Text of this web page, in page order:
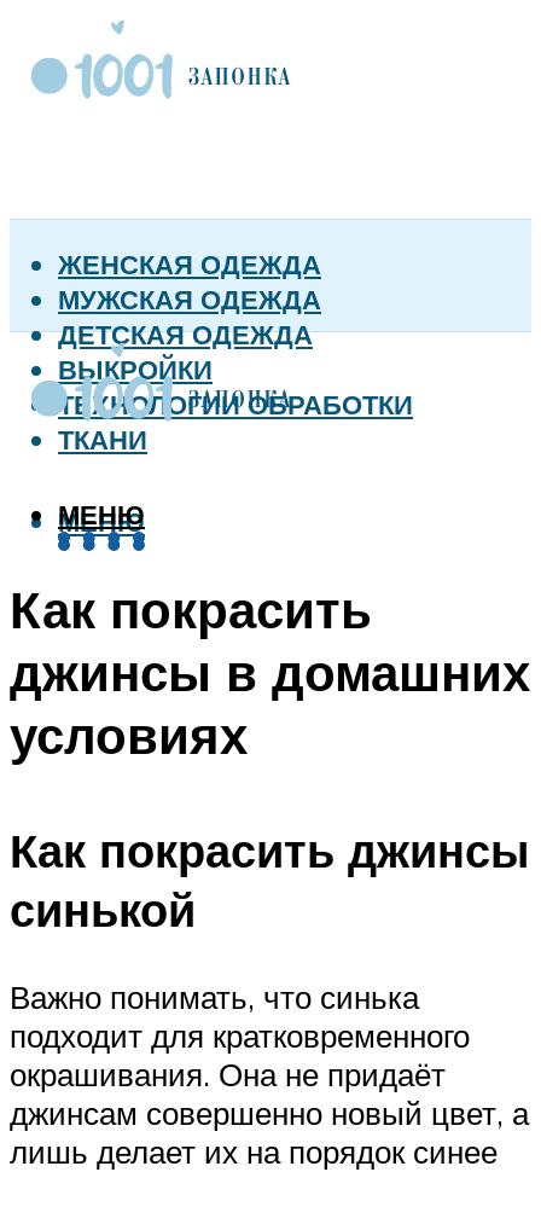
ЖЕНСКАЯ ОДЕЖДА
МУЖСКАЯ ОДЕЖДА
ДЕТСКАЯ ОДЕЖДА
ВЫКРОЙКИ
ТЕХНОЛОГИИ ОБРАБОТКИ
ТКАНИ
МЕНЮ
МЕНЮ
Как покрасить
джинсы в домашних
условиях
Как покрасить джинсы
синькой
Важно понимать, что синька
подходит для кратковременного
окрашивания. Она не придаёт
джинсам совершенно новый цвет, а
лишь делает их на порядок синее